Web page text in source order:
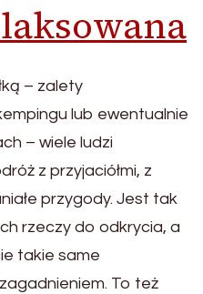
– zalety
lub ewentualnie
– wiele ludzi
z przyjaciółmi, z
przygody. Jest tak
rzeczy do odkrycia, a
takie same
To też